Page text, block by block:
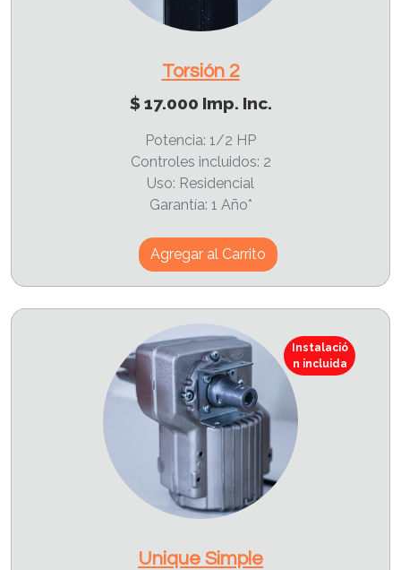
Torsión 2
$ 17.000 Imp. Inc.
Potencia: 1/2 HP
Controles incluidos: 2
Uso: Residencial
Garantía: 1 Año*
Agregar al Carrito
Instalació
n incluida
Unique Simple